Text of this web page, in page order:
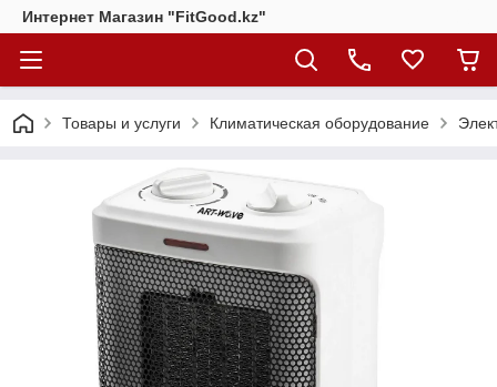
Интернет Магазин "FitGood.kz"
Товары и услуги Климатическая оборудование